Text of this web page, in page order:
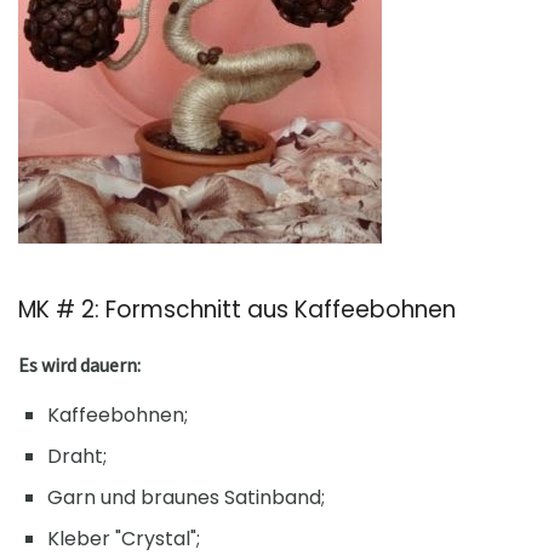
MK # 2: Formschnitt aus Kaffeebohnen
Es wird dauern:
Kaffeebohnen;
Draht;
Garn und braunes Satinband;
Kleber "Crystal";